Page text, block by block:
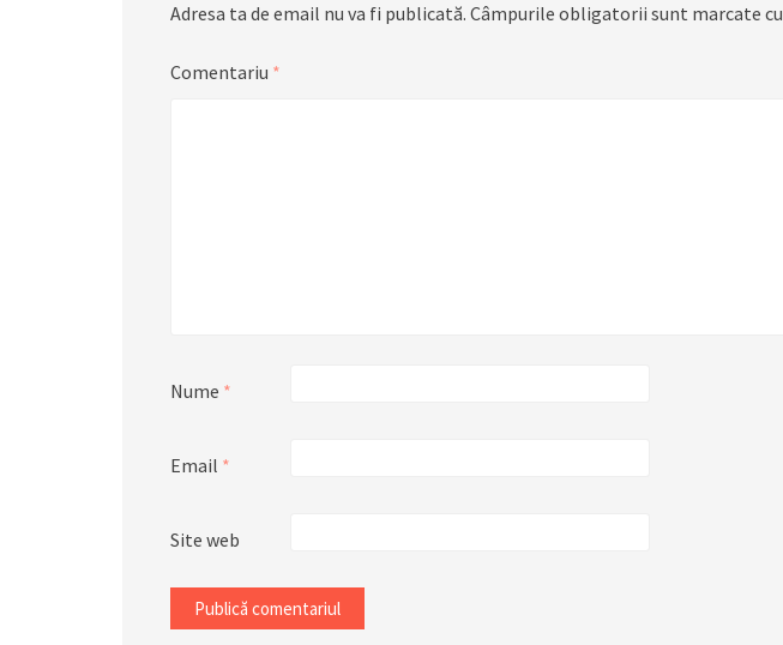
Adresa ta de email nu va fi publicată. Câmpurile obligatorii sunt marcate cu
Comentariu *
Nume *
Email *
Site web